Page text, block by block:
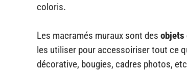
coloris.
Les macramés muraux sont des objets
les utiliser pour accessoiriser tout ce
décorative, bougies, cadres photos,